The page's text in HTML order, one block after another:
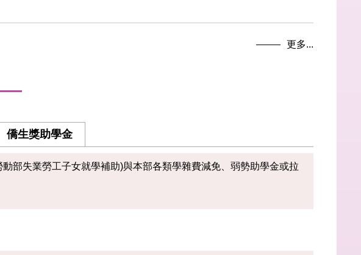
更多...
僑生獎助學金
部失業勞工子女就學補助)與本部各類學雜費減免、弱勢助學金或拉